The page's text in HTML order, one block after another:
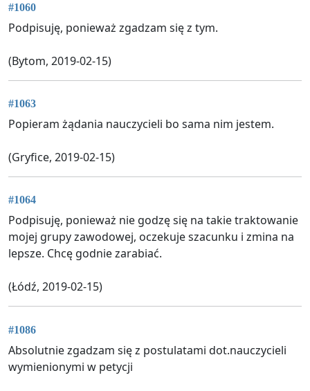
#1060
Podpisuję, ponieważ zgadzam się z tym.
(Bytom, 2019-02-15)
#1063
Popieram żądania nauczycieli bo sama nim jestem.
(Gryfice, 2019-02-15)
#1064
Podpisuję, ponieważ nie godzę się na takie traktowanie
mojej grupy zawodowej, oczekuje szacunku i zmina na
lepsze. Chcę godnie zarabiać.
(Łódź, 2019-02-15)
#1086
Absolutnie zgadzam się z postulatami dot.nauczycieli
wymienionymi w petycji